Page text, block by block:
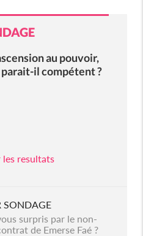
au pouvoir,
il compétent ?
les resultats
SONDAGE
surpris par le non-
de Emerse Faé ?